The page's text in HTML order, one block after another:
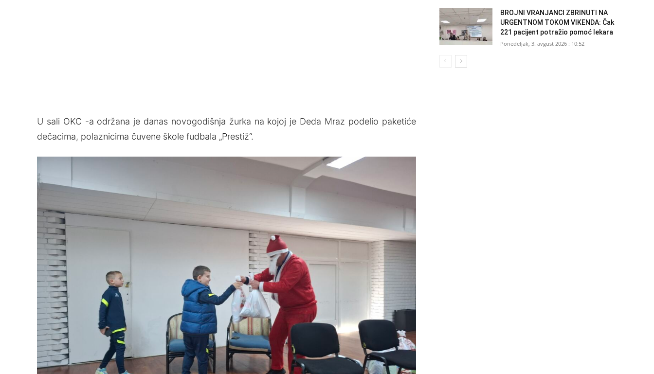
U sali OKC -a održana je danas novogodišnja žurka na kojoj je Deda Mraz podelio paketiće
dečacima, polaznicima čuvene škole fudbala „Prestiž“.
BROJNI VRANJANCI ZBRINUTI NA
URGENTNOM TOKOM VIKENDA: Čak
221 pacijent potražio pomoć lekara
Ponedeljak, 3. avgust 2026 : 10:52